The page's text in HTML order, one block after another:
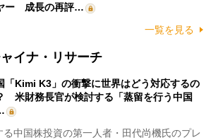
ー 成長の再評…
一覧を見る
イナ・リサーチ
「Kimi K3」の衝撃に世界はどう対応するの
米財務長官が検討する「蒸留を行う中国
中国株投資の第一人者・田代尚機氏のプレ